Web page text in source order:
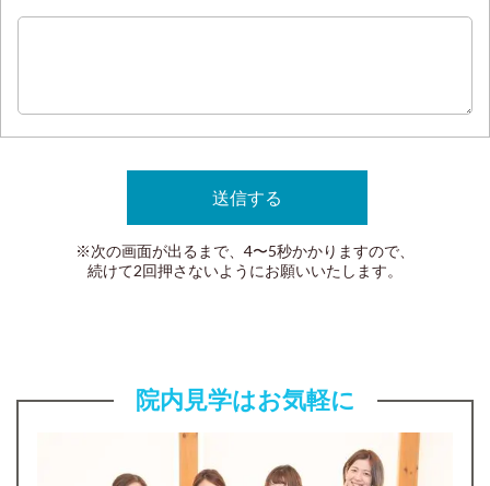
※次の画面が出るまで、4〜5秒かかりますので、
続けて2回押さないようにお願いいたします。
院内見学はお気軽に